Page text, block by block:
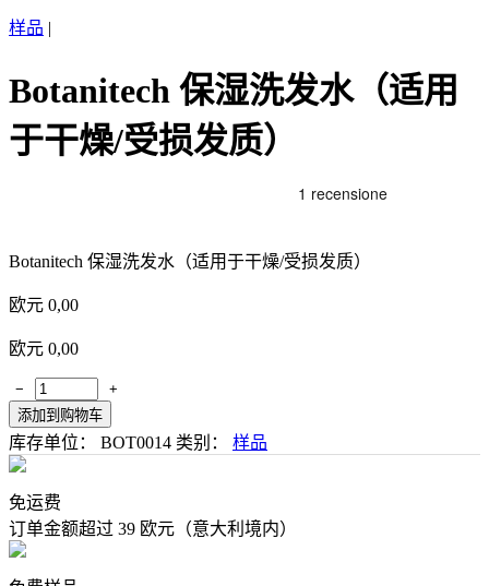
样品 |
Botanitech 保湿洗发水（适用
于干燥/受损发质）
Botanitech 保湿洗发水（适用于干燥/受损发质）
欧元 0,00
欧元 0,00
−
+
添加到购物车
库存单位： BOT0014 类别： 样品
免运费
订单金额超过 39 欧元（意大利境内）